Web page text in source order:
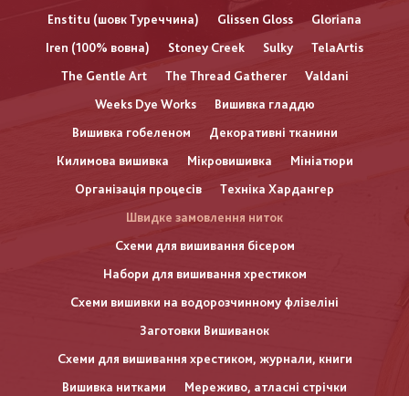
Enstitu (шовк Туреччина)
Glissen Gloss
Gloriana
Iren (100% вовна)
Stoney Creek Sulky
TelaArtis
The Gentle Art
The Thread Gatherer
Valdani
Weeks Dye Works
Вишивка гладдю
Вишивка гобеленом
Декоративні тканини
Килимова вишивка
Мікровишивка
Мініатюри
Організація процесів
Техніка Хардангер
Швидке замовлення ниток
Схеми для вишивання бісером
Набори для вишивання хрестиком
Схеми вишивки на водорозчинному флізеліні
Заготовки Вишиванок
Схеми для вишивання хрестиком, журнали, книги
Вишивка нитками
Мереживо, атласні стрічки